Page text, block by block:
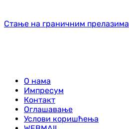
Стање на граничним прелазима
О нама
Импресум
Контакт
Оглашавање
Услови коришћења